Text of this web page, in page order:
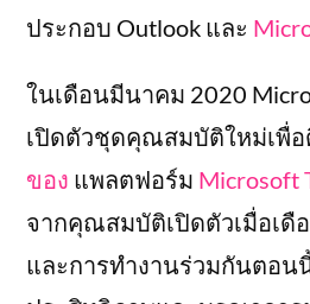
ประกอบ Outlook และ
ในเดือนมีนาคม 2020
เปิดตัวชุดคุณสมบัติใหม่เพื่
ของ แพลตฟอร์ม Microsoft
จากคุณสมบัติเปิดตัวเมื่อเดื
และการทำงานร่วมกันตอน